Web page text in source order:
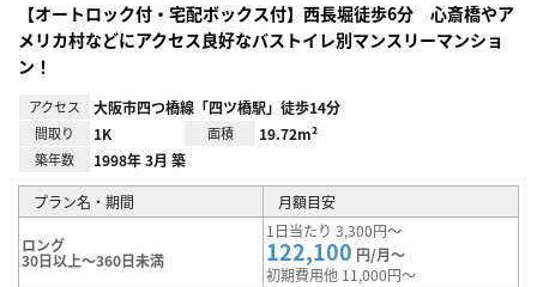
【オートロック付・宅配ボックス付】西長堀徒歩6分 心斎橋やア
メリカ村などにアクセス良好なバストイレ別マンスリーマンショ
ン！
アクセス 大阪市四つ橋線「四ツ橋駅」徒歩14分
間取り 1K 面積 19.72m²
築年数 1998年 3月 築
プラン名・期間 月額目安
ロング
30日以上～360日未満
1日当たり 3,300円～
122,100 円/月～
初期費用他 11,000円～